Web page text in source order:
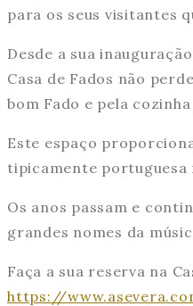
para os seus visitantes
Desde a sua
Casa de Fados não
bom Fado e pela
Este espaço
tipicamente
Os anos passam e
grandes nomes da
Faça a sua reserva na
https://